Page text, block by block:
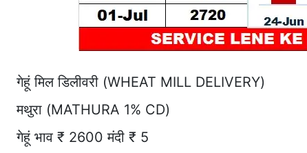
गेहूं मिल डिलीवरी (WHEAT MILL DELIVERY)
मथुरा (MATHURA 1% CD)
गेहूं भाव ₹ 2600 मंदी ₹ 5